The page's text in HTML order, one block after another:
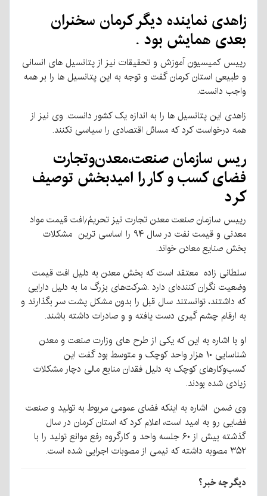
زاهدی نماینده دیگر کرمان سخنران
بعدی همایش بود .
رییس کمیسیون آموزش و تحقیقات نیز از پتانسیل های انسانی
و طبیعی استان کرمان گفت و توجه به این پتانسیل ها را بر همه
واجب دانست.
زاهدی این پتانسیل ها را به اندازه یک کشور دانست. وی نیز از
همه درخواست کرد که مسائل اقتصادی را سیاسی نکنند.
ریس سازمان صنعت،معدن‌و‌تجارت
فضای کسب و کار را امیدبخش توصیف
کرد
رییس سازمان صنعت معدن تجارت نیز تحریمُ٫افت قیمت مواد
معدنی و قیمت نفت در سال ۹۴ را اساسی ترین مشکلات
بخش صنایع معادن خواند.
سلطانی زاده معتقد است که بخش معدن به دلیل افت قیمت
وضعیت نگران کننده‌ای دارد .شرکت‌های بزرگ ما به دلیل دارایی
که داشتند، توانستند سال قبل را بدون مشکل پشت سر بگذارند و
به ارقام چشم گیری دست یافته و و صادرات داشته باشند.
او با اشاره به این که یکی از طرح های وزارت صنعت و معدن
شناسایی ۱۰ هزار واحد کوچک و متوسط بود گفت این
کسب‌و‌کارهای کوچک به دلیل فقدان منابع مالی دچار مشکلات
زیادی شده بودند.
وی ضمن اشاره به اینکه فضای عمومی مربوط به تولید و صنعت
فضایی رو به امید است، اعلام کرد که استان کرمان در سال
گذشته بیش از ۶۰ جلسه واحد و کارگروه رفع موانع تولید را با
۳۵۲ مصوبه داشته که نیمی از مصوبات اجرایی شده است.
دیگر چه خبر؟